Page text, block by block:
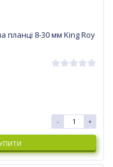
планці 8-30 мм King Roy
- +